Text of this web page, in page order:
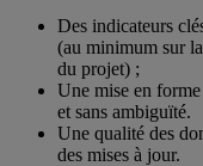
Des indicateurs
(au minimum sur
du projet) ;
Une mise en
et sans ambiguïté.
Une qualité des
des mises à jour.